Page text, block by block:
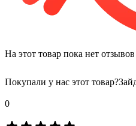
На этот товар пока нет отзывов
Покупали у нас этот товар?
0